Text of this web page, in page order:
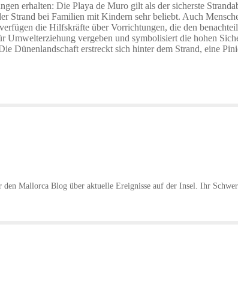
erhalten: Die Playa de Muro gilt als der sicherste
Strand bei Familien mit Kindern sehr beliebt. Auch
die Hilfskräfte über Vorrichtungen, die den
vergeben und symbolisiert die hohen
Dünenlandschaft erstreckt sich hinter dem Strand, eine
Mallorca Blog über aktuelle Ereignisse auf der Insel. Ihr